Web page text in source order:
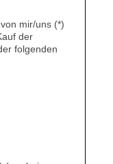
mir/uns (*)
der
folgenden